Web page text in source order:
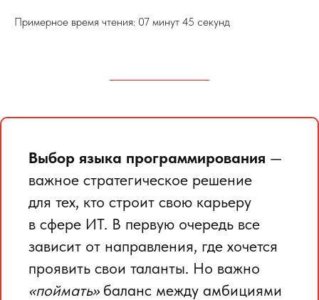
Примерное время чтения: 07 минут 45 секунд
Выбор языка программирования —
важное стратегическое решение
для тех, кто строит свою карьеру
в сфере ИТ. В первую очередь все
зависит от направления, где хочется
проявить свои таланты. Но важно
«поймать»баланс между амбициями